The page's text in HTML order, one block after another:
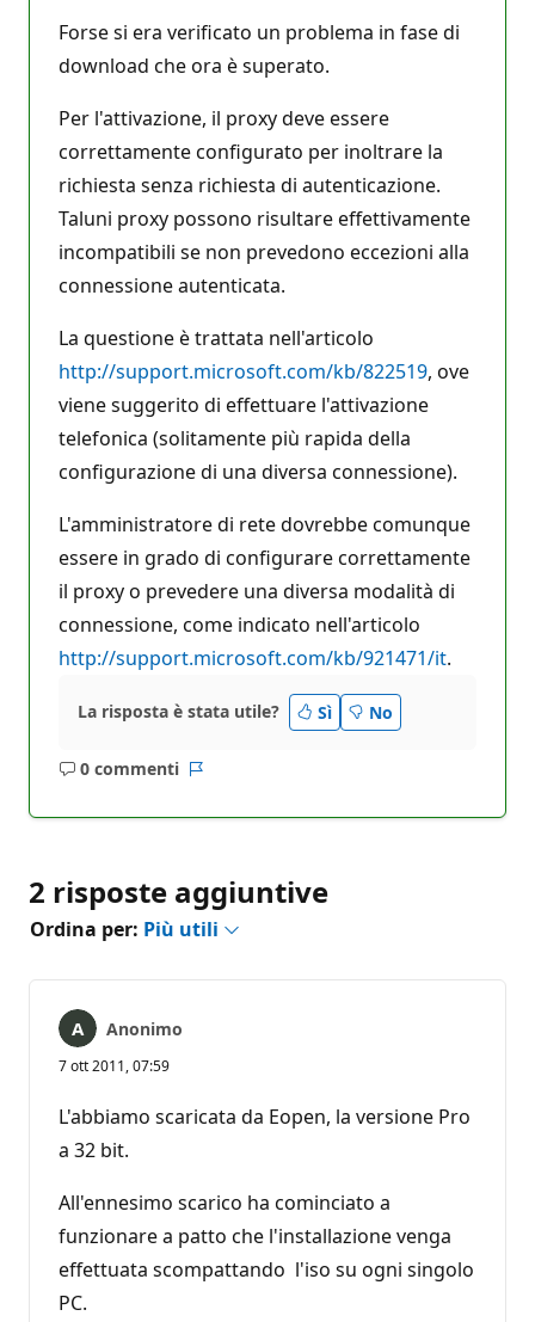
Forse si era verificato un problema in fase di
download che ora è superato.
Per l'attivazione, il proxy deve essere
correttamente configurato per inoltrare la
richiesta senza richiesta di autenticazione.
Taluni proxy possono risultare effettivamente
incompatibili se non prevedono eccezioni alla
connessione autenticata.
La questione è trattata nell'articolo
http://support.microsoft.com/kb/822519, ove
viene suggerito di effettuare l'attivazione
telefonica (solitamente più rapida della
configurazione di una diversa connessione).
L'amministratore di rete dovrebbe comunque
essere in grado di configurare correttamente
il proxy o prevedere una diversa modalità di
connessione, come indicato nell'articolo
http://support.microsoft.com/kb/921471/it.
La risposta è stata utile? Sì No
0 commenti
Nessun
2 risposte aggiuntive
Ordina per: Più utili
Anonimo
7 ott 2011, 07:59
L'abbiamo scaricata da Eopen, la versione Pro
a 32 bit.
All'ennesimo scarico ha cominciato a
funzionare a patto che l'installazione venga
effettuata scompattando l'iso su ogni singolo
PC.